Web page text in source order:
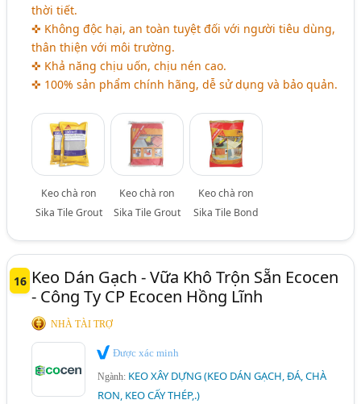
thời tiết.
✜ Không độc hại, an toàn tuyệt đối với người tiêu dùng,
thân thiện với môi trường.
✜ Khả năng chịu uốn, chịu nén cao.
✜ 100% sản phẩm chính hãng, dễ sử dụng và bảo quản.
Keo chà ron
Sika Tile Grout
Keo chà ron
Sika Tile Grout
Keo chà ron
Sika Tile Bond
16 Keo Dán Gạch - Vữa Khô Trộn Sẵn Ecocen
- Công Ty CP Ecocen Hồng Lĩnh
NHÀ TÀI TRỢ
Được xác minh
Ngành: KEO XÂY DỰNG (KEO DÁN GẠCH, ĐÁ, CHÀ
RON, KEO CẤY THÉP,.)